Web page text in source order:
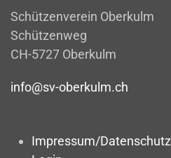
Schützenverein Oberkulm
Schützenweg
CH-5727 Oberkulm
info@sv-oberkulm.ch
Impressum/Datenschutz